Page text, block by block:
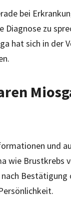
bei
zu
hat sich in
und
wie
nach